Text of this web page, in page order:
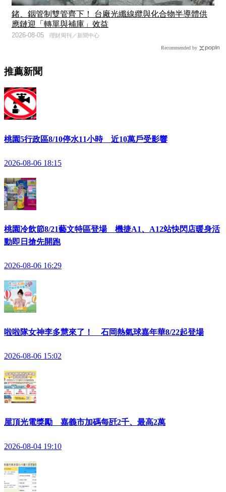
鍺、銦管制雙管齊下！ 台廠光纖線纜與化合物半導體供
應鏈迎「轉單與補庫」效益
理財周刊／新聞中心
2026-08-05
Recommended by
推薦新聞
桃園5行政區8/10停水11小時 近10萬戶受影響
2026-08-06 18:15
桃園冷飲節8/21藝文特區登場 機捷A1、A12站快閃店暖身活
動即日搶先開跑
2026-08-06 16:29
啦啦隊女神李多慧來了！ 石岡熱氣球嘉年華8/22起登場
2026-08-06 15:02
屋頂光電獎勵 嘉義市加碼每瓩2千、最高2萬
2026-08-04 19:10